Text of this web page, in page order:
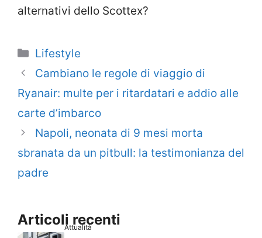
alternativi dello Scottex?
Categorie
Lifestyle
Cambiano le regole di viaggio di
Ryanair: multe per i ritardatari e addio alle
carte d’imbarco
Napoli, neonata di 9 mesi morta
sbranata da un pitbull: la testimonianza del
padre
Articoli recenti
Attualità